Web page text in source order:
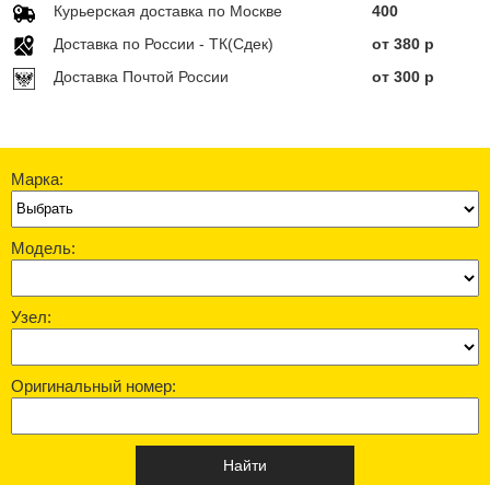
Курьерская доставка по Москве
400
Доставка по Росcии - ТК(Сдек)
от 380 р
Доставка Почтой России
от 300 р
Марка:
Модель:
Узел:
Оригинальный номер: